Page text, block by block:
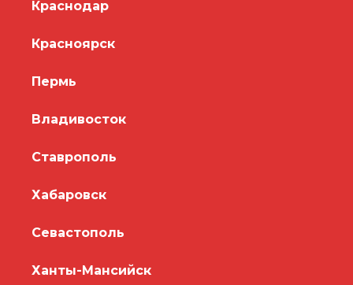
Краснодар
Красноярск
Пермь
Владивосток
Ставрополь
Хабаровск
Севастополь
Ханты-Мансийск